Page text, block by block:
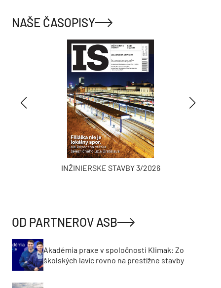
NAŠE ČASOPISY
INŽINIERSKE STAVBY 3/2026
OD PARTNEROV ASB
Akadémia praxe v spoločnosti Klimak: Zo
školských lavíc rovno na prestížne stavby